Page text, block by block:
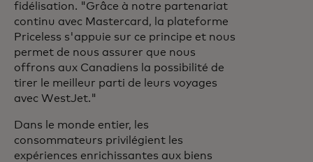
fidélisation. "Grâce à notre partenariat
continu avec Mastercard, la plateforme
Priceless s'appuie sur ce principe et nous
permet de nous assurer que nous
offrons aux Canadiens la possibilité de
tirer le meilleur parti de leurs voyages
avec WestJet."
Dans le monde entier, les
consommateurs privilégient les
expériences enrichissantes aux biens